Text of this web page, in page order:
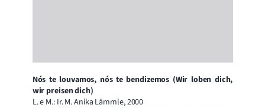
Nós te louvamos, nós te bendizemos (Wir loben dich,
wir preisen dich)
L. e M.: Ir. M. Anika Lämmle, 2000